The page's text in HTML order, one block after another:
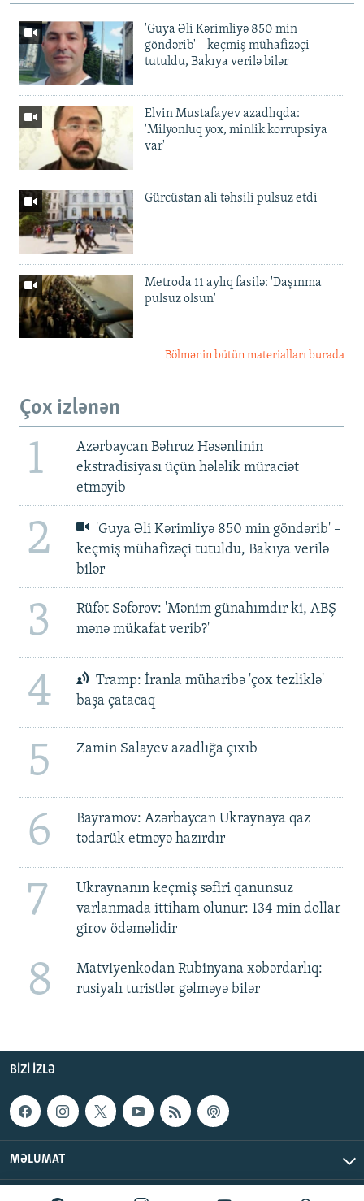
'Guya Əli Kərimliyə 850 min
göndərib' – keçmiş mühafizəçi
tutuldu, Bakıya verilə bilər
Elvin Mustafayev azadlıqda:
'Milyonluq yox, minlik korrupsiya
var'
Gürcüstan ali təhsili pulsuz etdi
Metroda 11 aylıq fasilə: 'Daşınma
pulsuz olsun'
Bölmənin bütün materialları burada
Çox izlənən
1
Azərbaycan Bəhruz Həsənlinin
ekstradisiyası üçün hələlik müraciət
etməyib
2
'Guya Əli Kərimliyə 850 min göndərib' –
keçmiş mühafizəçi tutuldu, Bakıya verilə
bilər
3
Rüfət Səfərov: 'Mənim günahımdır ki, ABŞ
mənə mükafat verib?'
4
Tramp: İranla müharibə 'çox tezliklə'
başa çatacaq
5 Zamin Salayev azadlığa çıxıb
6
Bayramov: Azərbaycan Ukraynaya qaz
tədarük etməyə hazırdır
7
Ukraynanın keçmiş səfiri qanunsuz
varlanmada ittiham olunur: 134 min dollar
girov ödəməlidir
8
Matviyenkodan Rubinyana xəbərdarlıq:
rusiyalı turistlər gəlməyə bilər
BIZI IZLƏ
MƏLUMAT